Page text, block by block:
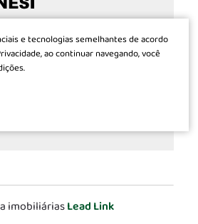
anos no mercado de
nossa conduta de só
e bons negócios aos
está sempre atuante e
as exigências do mercado.
imobiliáriasLead Link
e tecnologias semelhantes de acordo
ao continuar navegando, você